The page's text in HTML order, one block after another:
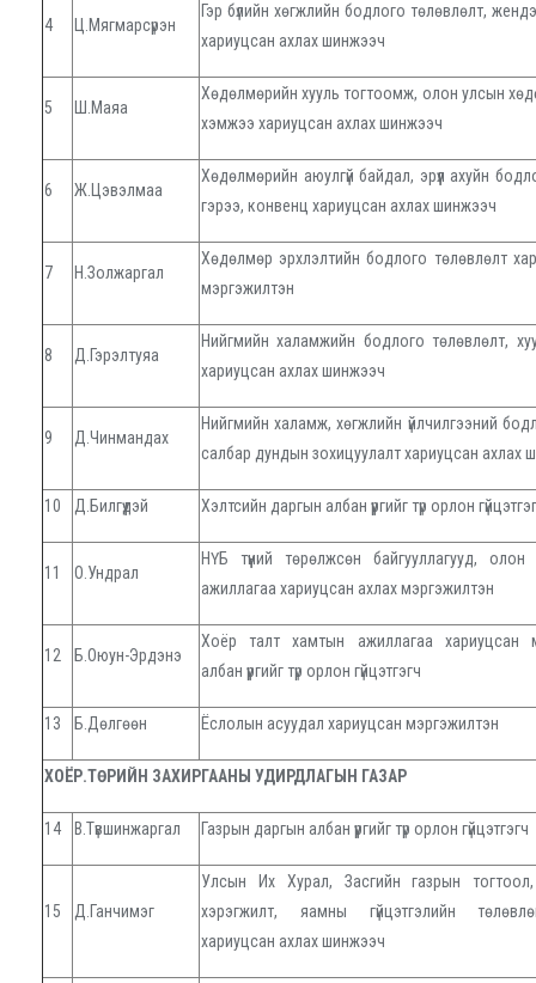
4 Ц.Мягмарсүрэн
Гэр бүлийн хөгжлийн бодлого төлөвлөлт,
хариуцсан ахлах шинжээч
5 Ш.Маяа
Хөдөлмөрийн хууль тогтоомж, олон улсын
хэмжээ хариуцсан ахлах шинжээч
6 Ж.Цэвэлмаа
Хөдөлмөрийн аюулгүй байдал, эрүүл ахуйн
гэрээ, конвенц хариуцсан ахлах шинжээч
7 Н.Золжаргал
Хөдөлмөр эрхлэлтийн бодлого төлөвлөлт
мэргэжилтэн
8 Д.Гэрэлтуяа
Нийгмийн халамжийн бодлого төлөвлөлт,
хариуцсан ахлах шинжээч
9 Д.Чинмандах
Нийгмийн халамж, хөгжлийн үйлчилгээний
салбар дундын зохицуулалт хариуцсан ахлах
10 Д.Билгүүдэй Хэлтсийн даргын албан үүргийг түр орлон
11 О.Ундрал
НҮБ түүний төрөлжсөн байгууллагууд,
ажиллагаа хариуцсан ахлах мэргэжилтэн
12 Б.Оюун-Эрдэнэ
Хоёр талт хамтын ажиллагаа хариуцсан
албан үүргийг түр орлон гүйцэтгэгч
13 Б.Дөлгөөн Ёслолын асуудал хариуцсан мэргэжилтэн
ХОЁР.ТӨРИЙН ЗАХИРГААНЫ УДИРДЛАГЫН ГАЗАР
14 В.Түвшинжаргал Газрын даргын албан үүргийг түр орлон гүйцэтгэгч
15 Д.Ганчимэг
Улсын Их Хурал, Засгийн газрын
хэрэгжилт, яамны гүйцэтгэлийн
хариуцсан ахлах шинжээч